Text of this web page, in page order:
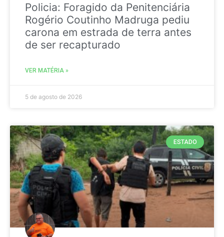
Policia: Foragido da Penitenciária
Rogério Coutinho Madruga pediu
carona em estrada de terra antes
de ser recapturado
VER MATÉRIA »
5 de agosto de 2026
ESTADO